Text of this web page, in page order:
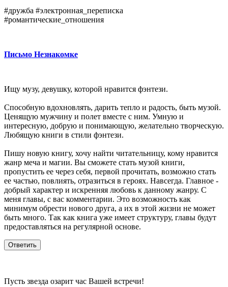
#дружба #электронная_переписка
#романтические_отношения
Письмо Незнакомке
Ищу музу, девушку, которой нравится фэнтези.
Способную вдохновлять, дарить тепло и радость, быть музой.
Ценящую мужчину и полет вместе с ним. Умную и
интересную, добрую и понимающую, желательно творческую.
Любящую книги в стили фэнтези.
Пишу новую книгу, хочу найти читательницу, кому нравится
жанр меча и магии. Вы сможете стать музой книги,
пропустить ее через себя, первой прочитать, возможно стать
ее частью, повлиять, отразиться в героях. Навсегда. Главное -
добрый характер и искренняя любовь к данному жанру. С
меня главы, с вас комментарии. Это возможность как
минимум обрести нового друга, а их в этой жизни не может
быть много. Так как книга уже имеет структуру, главы будут
предоставляться на регулярной основе.
Пусть звезда озарит час Вашей встречи!